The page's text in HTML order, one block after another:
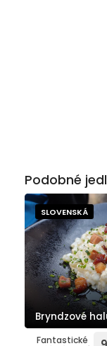
Podobné
SLOVENSKÁ
Bryndzové
Fantastické